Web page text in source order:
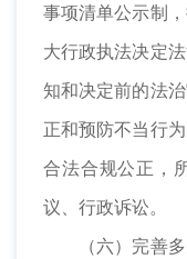
事项清单公示制
大行政执法决定
知和决定前的法
正和预防不当行
合法合规公正，
议、行政诉讼。
（六）完善多